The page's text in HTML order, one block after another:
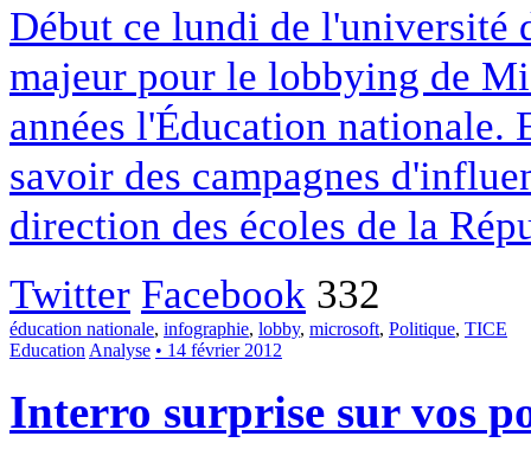
Début ce lundi de l'université
majeur pour le lobbying de
années l'Éducation
savoir des campagnes
direction des écoles de la
Twitter Facebook 332
éducation nationale, infographie, lobby, microsoft, Politique, TICE
Education Analyse • 14 février 2012
Interro surprise sur vos